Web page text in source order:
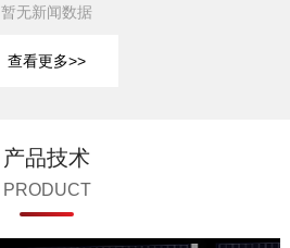
暂无新闻数据
查看更多>>
产品技术
PRODUCT